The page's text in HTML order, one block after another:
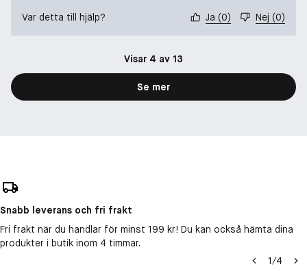
Var detta till hjälp? Ja (0) Nej (0)
Visar 4 av 13
Se mer
Snabb leverans och fri frakt
Fri frakt när du handlar för minst 199 kr! Du kan också hämta dina
produkter i butik inom 4 timmar.
1/4